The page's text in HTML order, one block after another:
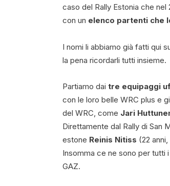
caso del Rally Estonia che
con un elenco partenti che
I nomi li abbiamo già fatti qui
la pena ricordarli tutti insieme.
Partiamo dai tre equipaggi
con le loro belle WRC plus e
del WRC, come Jari
Direttamente dal Rally di San
estone Reinis Nitiss (22
Insomma ce ne sono per tutti
GAZ.